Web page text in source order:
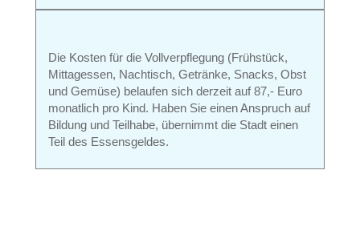
Die Kosten für die Vollverpflegung (Frühstück,
Mittagessen, Nachtisch, Getränke, Snacks, Obst
und Gemüse) belaufen sich derzeit auf 87,- Euro
monatlich pro Kind. Haben Sie einen Anspruch auf
Bildung und Teilhabe, übernimmt die Stadt einen
Teil des Essensgeldes.